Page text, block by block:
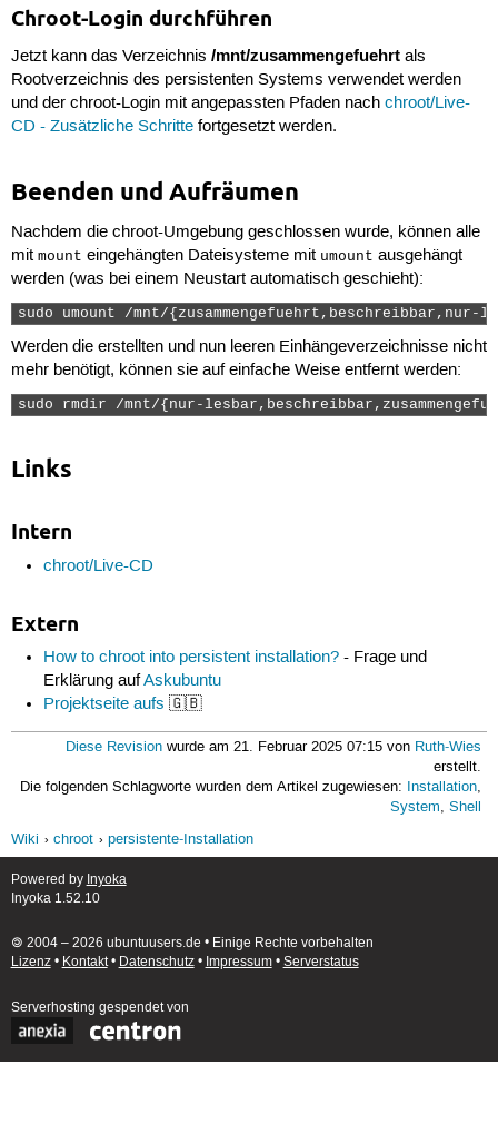
Chroot-Login durchführen
Jetzt kann das Verzeichnis /mnt/zusammengefuehrtals
Rootverzeichnis des persistenten Systems verwendet werden
und der chroot-Login mit angepassten Pfaden nach chroot/Live-
CD - Zusätzliche Schrittefortgesetzt werden.
Beenden und Aufräumen
Nachdem die chroot-Umgebung geschlossen wurde, können alle
mit mount eingehängten Dateisysteme mit umount ausgehängt
werden (was bei einem Neustart automatisch geschieht):
sudo umount /mnt/{zusammengefuehrt,beschreibbar,nur-
Werden die erstellten und nun leeren Einhängeverzeichnisse nicht
mehr benötigt, können sie auf einfache Weise entfernt werden:
sudo rmdir /mnt/{nur-
Links
Intern
chroot/Live-CD
Extern
How to chroot into persistent installation? - Frage und
Erklärung aufAskubuntu
Projektseite aufs 🇬🇧
Diese Revision wurde am 21. Februar 2025 07:15 von Ruth-Wies
erstellt.
Die folgenden Schlagworte wurden dem Artikel zugewiesen: Installation,
System,Shell
Wiki
chroot persistente-Installation
Powered by Inyoka
Inyoka 1.52.10
🄯 2004 – 2026 ubuntuusers.de • Einige Rechte vorbehalten
Lizenz• Kontakt• Datenschutz• Impressum• Serverstatus
Serverhosting gespendet von